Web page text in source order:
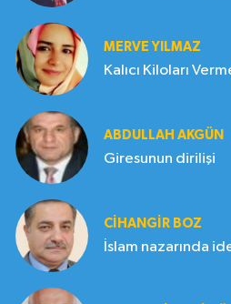
MERVE YILMAZ
Kalıcı Kiloları
ABDULLAH AKGÜN
Giresunun dirilişi
CIHANGIR BOZ
İslam nazarında